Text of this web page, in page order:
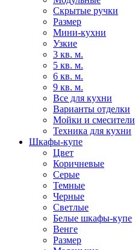
Скрытые ручки
Размер
Мини-кухни
Узкие
3 кв. м.
5 кв. м.
6 кв. м.
9 кв. м.
Все для кухни
Варианты отделки
Мойки и смесители
Техника для кухни
Шкафы-купе
Цвет
Коричневые
Серые
Темные
Черные
Светлые
Белые шкафы-купе
Венге
Размер